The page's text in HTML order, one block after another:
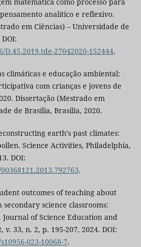
analítico e reflexivo.
em Ciências) – Universidade de
27042020-152444.
climáticas e educação ambiental:
com crianças e jovens de
Dissertação (Mestrado em
de Brasília, Brasília, 2020.
earth’s past climates:
Science Activities, Philadelphia,
DOI:
.
outcomes of teaching about
secondary science classrooms:
Journal of Science Education and
33, n. 2, p. 195-207, 2024. DOI:
023-10068-7.